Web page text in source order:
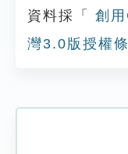
資料採「
創
灣3.0版授權